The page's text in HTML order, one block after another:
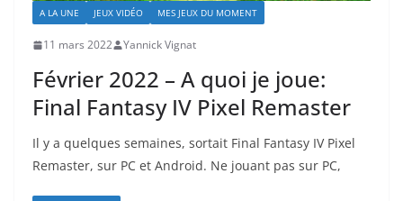
A LA UNE JEUX VIDÉO MES JEUX DU MOMENT
11 mars 2022 Yannick Vignat
Février 2022 – A quoi je joue:
Final Fantasy IV Pixel Remaster
Il y a quelques semaines, sortait Final Fantasy IV Pixel
Remaster, sur PC et Android. Ne jouant pas sur PC,